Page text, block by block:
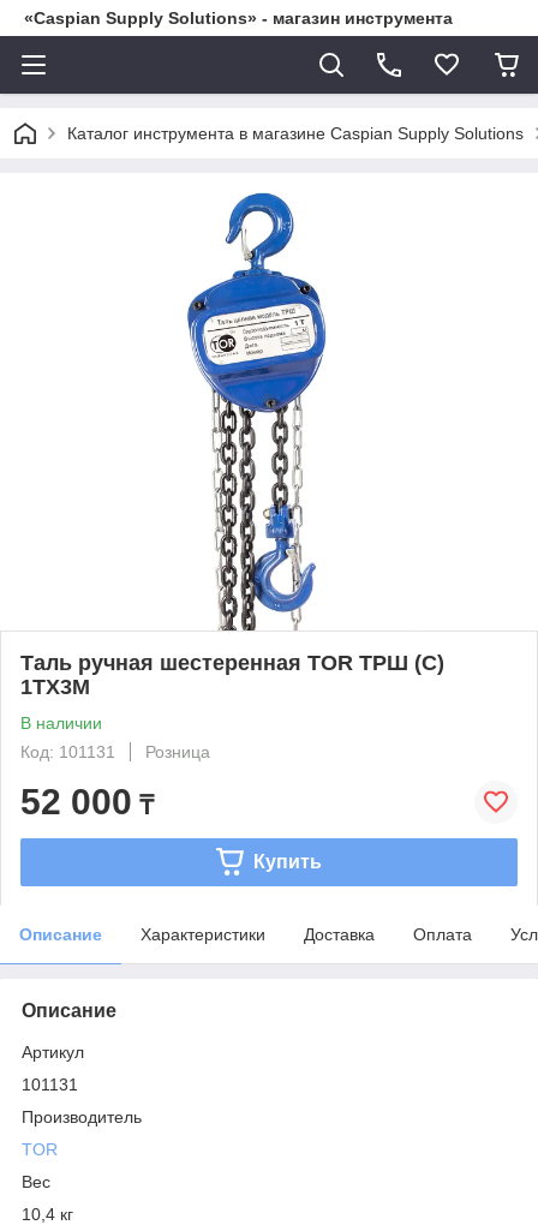
«Caspian Supply Solutions» - магазин инструмента
Каталог инструмента в магазине Caspian Supply Solutions
Таль ручная шестеренная TOR ТРШ (C)
1ТХ3М
В наличии
Код: 101131
Розница
52 000 ₸
Купить
Описание Характеристики Доставка Оплата
Описание
Артикул
101131
Производитель
TOR
Вес
10,4 кг